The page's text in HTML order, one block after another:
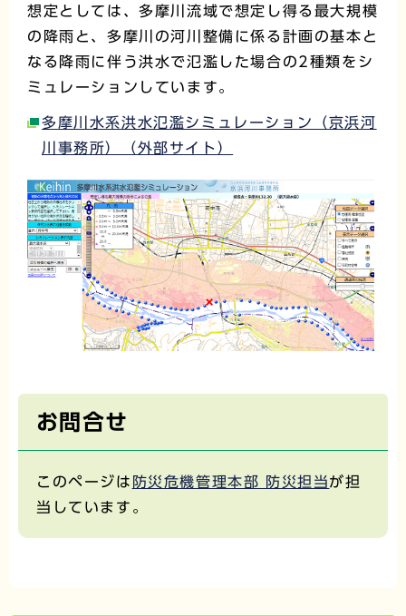
想定としては、多摩川流域で想定し得る最大規模
の降雨と、多摩川の河川整備に係る計画の基本と
なる降雨に伴う洪水で氾濫した場合の2種類をシ
ミュレーションしています。
多摩川水系洪水氾濫シミュレーション（京浜河
川事務所）（外部サイト）
お問合せ
このページは 防災危機管理本部 防災担当が担
当しています。